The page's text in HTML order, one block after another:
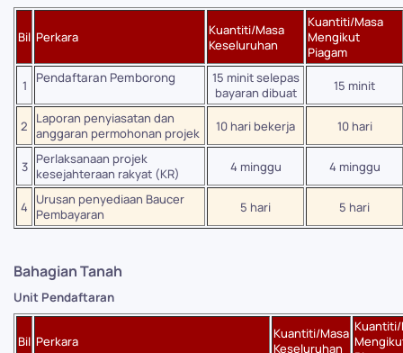
Bil Perkara
Kuantiti/Masa
Keseluruhan
Kuantiti/Masa
Mengikut
Piagam
1 Pendaftaran Pemborong
15 minit selepas
bayaran dibuat
15 minit
2
Laporan penyiasatan dan
anggaran permohonan projek
10 hari bekerja 10 hari
3 Perlaksanaan projek
kesejahteraan rakyat (KR)
4 minggu 4 minggu
4
Urusan penyediaan Baucer
Pembayaran
5 hari 5 hari
Bahagian Tanah
Unit Pendaftaran
Bil Perkara
Kuantiti/Masa
Keseluruhan
Kuantiti/